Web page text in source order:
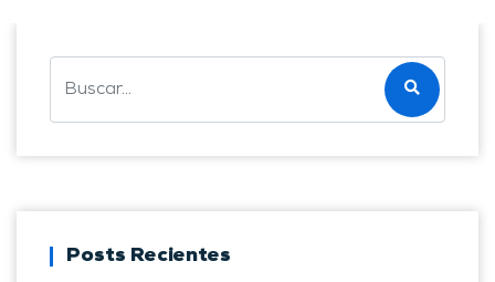
Posts Recientes